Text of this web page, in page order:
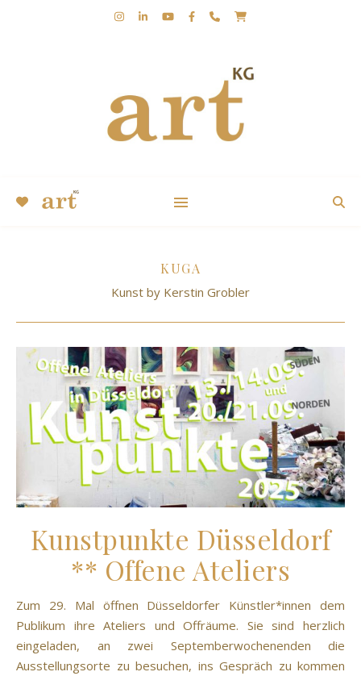
KUNST | KERSTIN GROBLER | KUGA | ABSTRAKT |
KUGA
Kunst by Kerstin Grobler
Kunstpunkte Düsseldorf
** Offene Ateliers
Zum 29. Mal öffnen Düsseldorfer Künstler*innen dem
Publikum ihre Ateliers und Offräume. Sie sind herzlich
eingeladen, an zwei Septemberwochenenden die
Ausstellungsorte zu besuchen, ins Gespräch zu kommen